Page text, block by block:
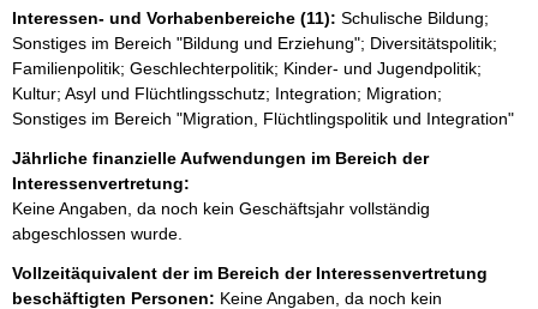
Interessen- und Vorhabenbereiche (11): Schulische Bildung;
Sonstiges im Bereich "Bildung und Erziehung"; Diversitätspolitik;
Familienpolitik; Geschlechterpolitik; Kinder- und Jugendpolitik;
Kultur; Asyl und Flüchtlingsschutz; Integration; Migration;
Sonstiges im Bereich "Migration, Flüchtlingspolitik und Integration"
Jährliche finanzielle Aufwendungen im Bereich der
Interessenvertretung:
Keine Angaben, da noch kein Geschäftsjahr vollständig
abgeschlossen wurde.
Vollzeitäquivalent der im Bereich der Interessenvertretung
beschäftigten Personen: Keine Angaben, da noch kein